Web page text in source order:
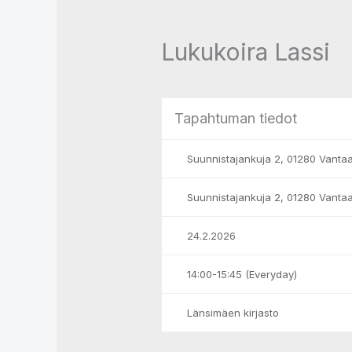
Lukukoira Lassi
Tapahtuman tiedot
Suunnistajankuja 2, 01280
Suunnistajankuja 2, 01280
24.2.2026
14:00-15:45 (Everyday)
Länsimäen kirjasto